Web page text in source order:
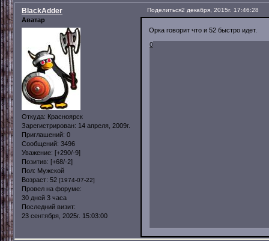
Поделиться2 декабря, 2015г. 17:46:28
BlackAdder
Аватар
Откуда: Красноярск
Зарегистрирован: 14 апреля, 2009г.
Приглашений: 0
Сообщений: 3496
Уважение: [+290/-9]
Позитив: [+68/-2]
Пол: Мужской
Возраст: 52 [1974-07-22]
Провел на форуме:
30 дней 3 часа
Последний визит:
23 сентября, 2025г. 15:03:00
Орка говорит что и 52 быстро идет.
0